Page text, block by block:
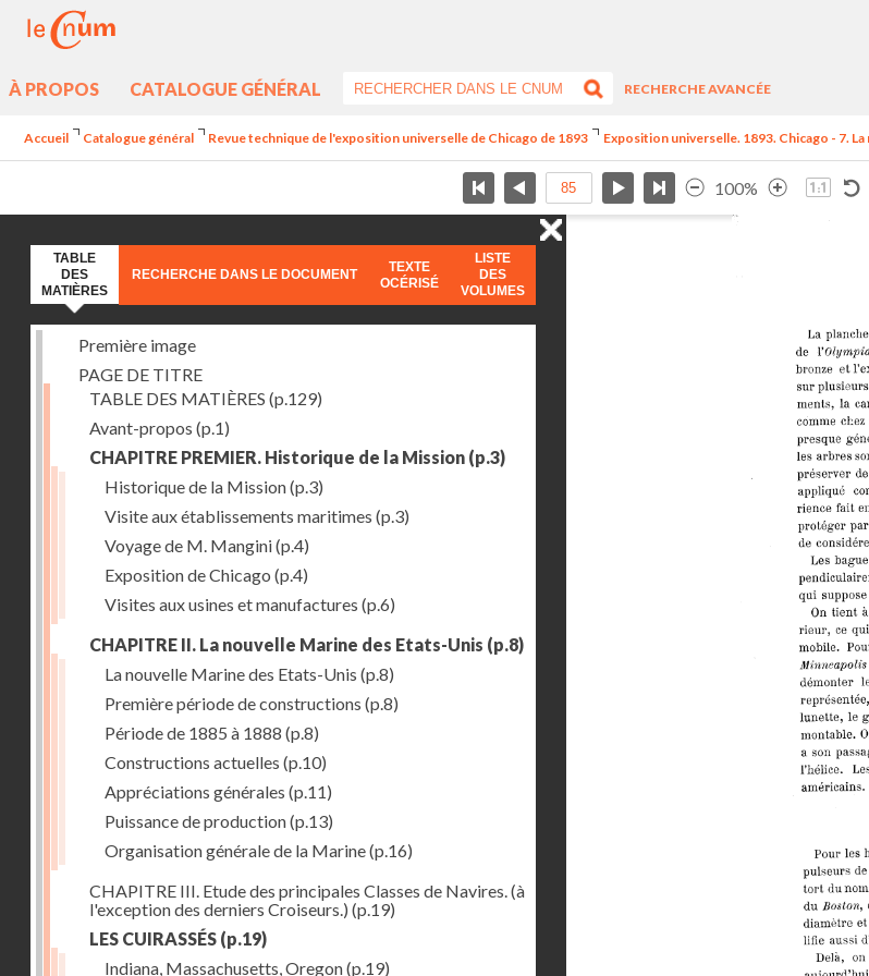
À PROPOS CATALOGUE GÉNÉRAL
RECHERCHE AVANCÉE
Accueil Catalogue général Revue technique de l'exposition universelle de Chicago de 1893 Exposition universelle. 1893. Chicago - 7.
100%
TABLE
DES
MATIÈRES
RECHERCHE DANS LE DOCUMENT
TEXTE
OCÉRISÉ
LISTE
DES
VOLUMES
Première image
PAGE DE TITRE
TABLE DES MATIÈRES (p.129)
Avant-propos (p.1)
CHAPITRE PREMIER. Historique de la Mission (p.3)
Historique de la Mission(p.3)
Visite aux établissements maritimes (p.3)
Voyage de M. Mangini(p.4)
Exposition de Chicago (p.4)
Visites aux usines et manufactures (p.6)
CHAPITRE II. La nouvelle Marine des Etats-Unis (p.8)
La nouvelle Marine des Etats-Unis (p.8)
Première période de constructions (p.8)
Période de 1885 à 1888 (p.8)
Constructions actuelles (p.10)
Appréciations générales (p.11)
Puissance de production(p.13)
Organisation générale de la Marine(p.16)
CHAPITRE III. Etude des principales Classes de Navires. (à
l'exception des derniers Croiseurs.) (p.19)
LES CUIRASSÉS (p.19)
Indiana, Massachusetts, Oregon(p.19)